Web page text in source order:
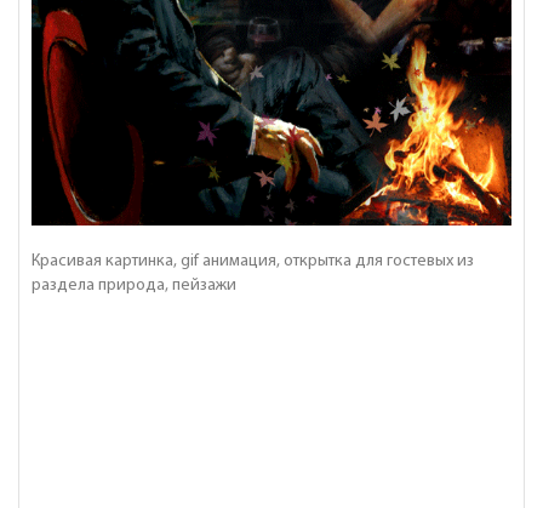
Красивая картинка, gif анимация, открытка для гостевых из
раздела природа, пейзажи